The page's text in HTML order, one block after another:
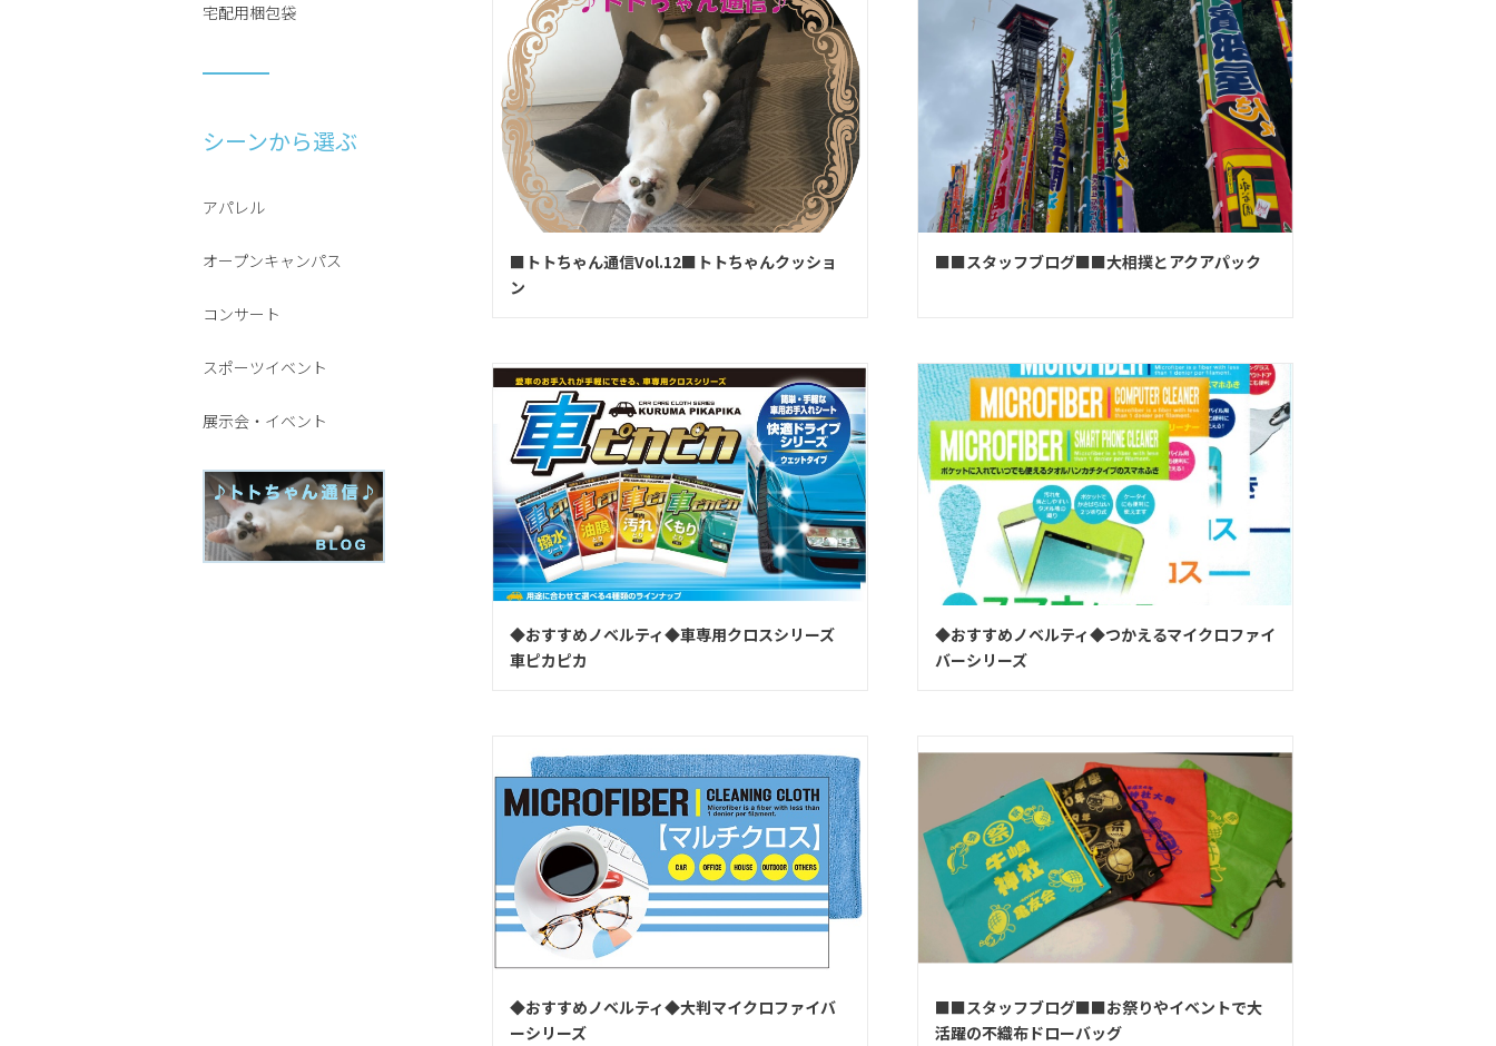
宅配用梱包袋
シーンから選ぶ
アパレル
オープンキャンパス
コンサート
スポーツイベント
展示会・イベント
■トトちゃん通信Vol.12■トトちゃんクッショ
ン
■■スタッフブログ■■大相撲とアクアパック
◆おすすめノベルティ◆車専用クロスシリーズ
車ピカピカ
◆おすすめノベルティ◆つかえるマイクロファイ
バーシリーズ
◆おすすめノベルティ◆大判マイクロファイバ
ーシリーズ
■■スタッフブログ■■お祭りやイベントで大
活躍の不織布ドローバッグ